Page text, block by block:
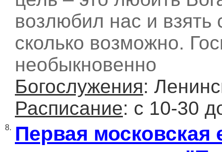
возлюбил нас и взять
сколько возможно.
необыкновенно
Богослужения:
Расписание: с 10-30
8. Первая московская